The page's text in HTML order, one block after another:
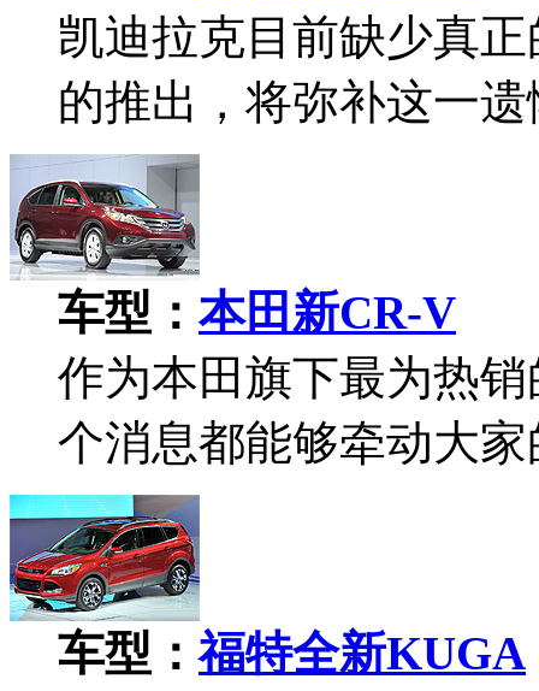
凯迪拉克目前缺少真
的推出，将弥补这一
车型：本田新CR-V
作为本田旗下最为热
个消息都能够牵动大
车型：福特全新KUGA